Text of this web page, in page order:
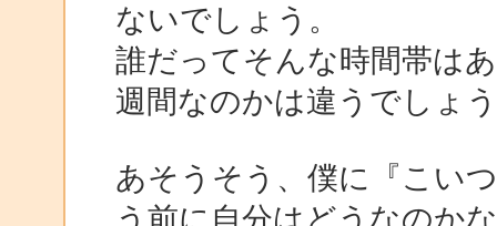
ないでしょう。
誰だってそんな時間帯は
週間なのかは違うでしょ
あそうそう、僕に『こい
う前に自分はどうなのか